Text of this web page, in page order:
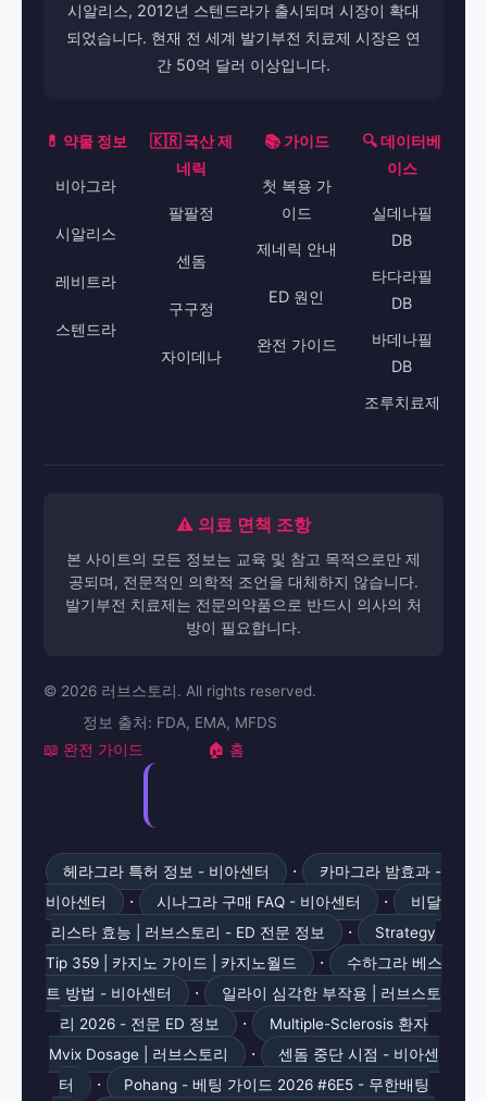
시알리스, 2012년 스텐드라가 출시되며 시장이 확대
되었습니다. 현재 전 세계 발기부전 치료제 시장은 연
간 50억 달러 이상입니다.
💊 약물 정보
비아그라
시알리스
레비트라
스텐드라
🇰🇷 국산 제
네릭
팔팔정
센돔
구구정
자이데나
📚 가이드
첫 복용 가
이드
제네릭 안내
ED 원인
완전 가이드
🔍 데이터베
이스
실데나필
DB
타다라필
DB
바데나필
DB
조루치료제
⚠️ 의료 면책 조항
본 사이트의 모든 정보는 교육 및 참고 목적으로만 제
공되며, 전문적인 의학적 조언을 대체하지 않습니다.
발기부전 치료제는 전문의약품으로 반드시 의사의 처
방이 필요합니다.
© 2026 러브스토리. All rights reserved.
정보 출처: FDA, EMA, MFDS
📖 완전 가이드 🏠 홈
헤라그라 특허 정보 - 비아센터 ·
카마그라 밤효과 -
비아센터
· 시나그라 구매 FAQ - 비아센터 ·
비달
리스타 효능 | 러브스토리 - ED 전문 정보
·
Strategy
Tip 359 | 카지노 가이드 | 카지노월드
·
수하그라 베스
트 방법 - 비아센터
·
일라이 심각한 부작용 | 러브스토
리 2026 - 전문 ED 정보
·
Multiple-Sclerosis 환자
Mvix Dosage | 러브스토리
·
센돔 중단 시점 - 비아센
터
· Pohang - 베팅 가이드 2026 #6E5 - 무한배팅